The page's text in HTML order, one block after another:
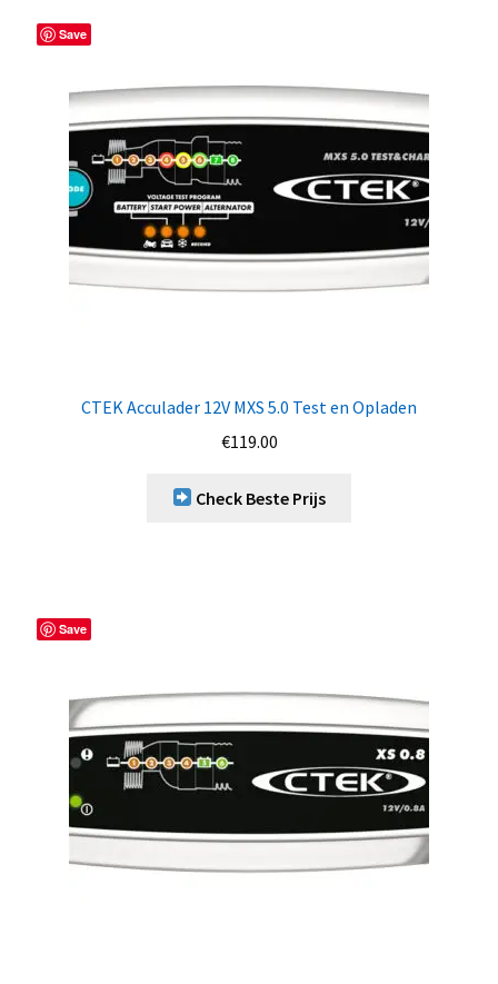
Save
CTEK Acculader 12V MXS 5.0 Test en Opladen
€119.00
Check Beste Prijs
Save